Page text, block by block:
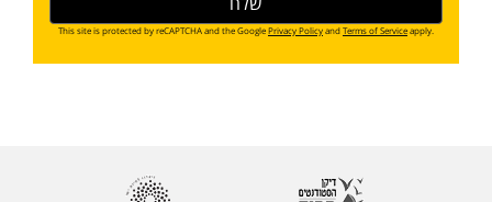
This site is protected by reCAPTCHA and the GooglePrivacy PolicyandTerms of Serviceapply.